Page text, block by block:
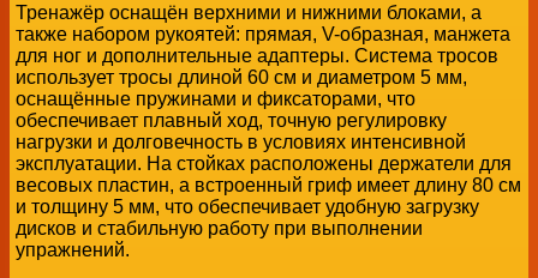
Тренажёр оснащён верхними и нижними блоками, а
также набором рукоятей: прямая, V-образная, манжета
для ног и дополнительные адаптеры. Система тросов
использует тросы длиной 60 см и диаметром 5 мм,
оснащённые пружинами и фиксаторами, что
обеспечивает плавный ход, точную регулировку
нагрузки и долговечность в условиях интенсивной
эксплуатации. На стойках расположены держатели для
весовых пластин, а встроенный гриф имеет длину 80 см
и толщину 5 мм, что обеспечивает удобную загрузку
дисков и стабильную работу при выполнении
упражнений.